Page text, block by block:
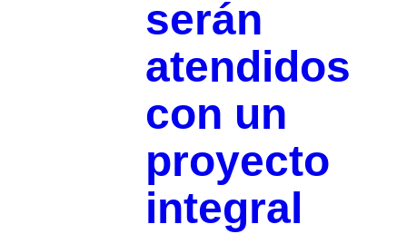
serán
atendidos
con un
proyecto
integral